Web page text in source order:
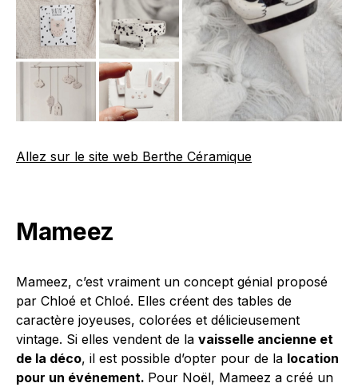
Allez sur le site web Berthe Céramique
Mameez
Mameez, c’est vraiment un concept génial proposé
par Chloé et Chloé. Elles créent des tables de
caractère joyeuses, colorées et délicieusement
vintage. Si elles vendent de la vaisselle ancienne et
de la déco, il est possible d’opter pour de la location
pour un événement. Pour Noël, Mameez a créé un